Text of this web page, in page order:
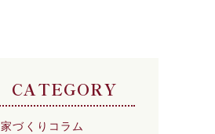
CATEGORY
家づくりコラム